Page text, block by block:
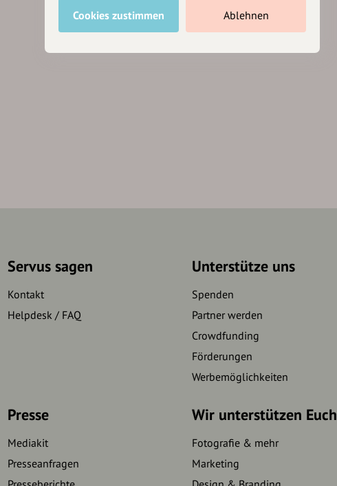
Servus sagen
Kontakt
Helpdesk / FAQ
Unterstütze uns
Spenden
Partner werden
Crowdfunding
Förderungen
Werbemöglichkeiten
Presse
Mediakit
Presseanfragen
Wir unterstützen Euch
Fotografie & mehr
Marketing
Cookies zustimmen Ablehnen